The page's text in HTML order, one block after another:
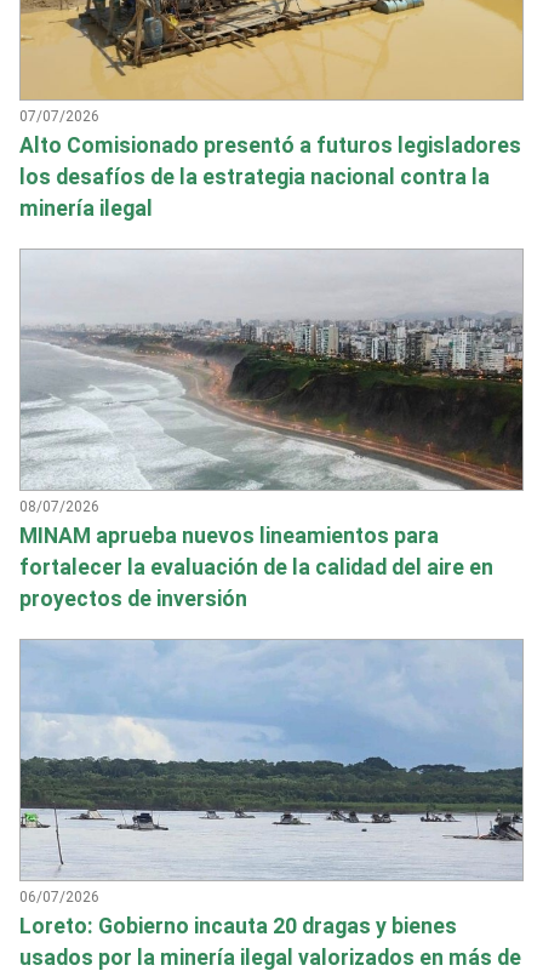
07/07/2026
Alto Comisionado presentó a futuros legisladores
los desafíos de la estrategia nacional contra la
minería ilegal
08/07/2026
MINAM aprueba nuevos lineamientos para
fortalecer la evaluación de la calidad del aire en
proyectos de inversión
06/07/2026
Loreto: Gobierno incauta 20 dragas y bienes
usados por la minería ilegal valorizados en más de